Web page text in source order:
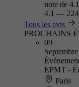
note de
4.1 —
Tous les avis
PROCHAINS
09
Septembre
EPMT -
Paris